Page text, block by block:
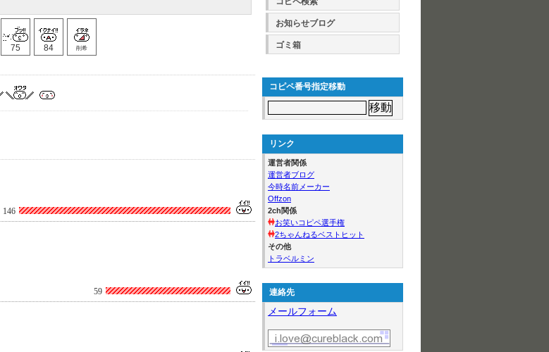
75 84 削希
146
59
お知らせブログ
ゴミ箱
コピペ番号指定移動
リンク
運営者関係
運営者ブログ
今時名前メーカー
Offzon
2ch関係
お笑いコピペ選手権
2ちゃんねるベストヒット
その他
トラベルミン
連絡先
メールフォーム